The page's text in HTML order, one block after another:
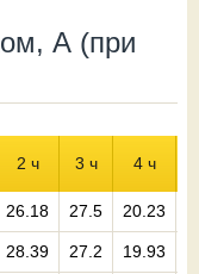
А (при
2 ч 3 ч 4 ч
26.18 27.5 20.23
28.39 27.2 19.93